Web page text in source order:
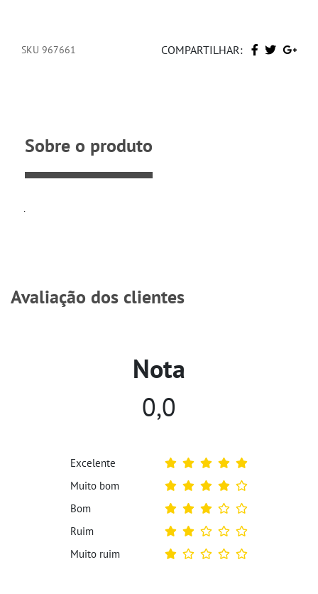
SKU 967661 COMPARTILHAR:
Sobre o produto
.
Avaliação dos clientes
Nota
0,0
Excelente
Muito bom
Bom
Ruim
Muito ruim